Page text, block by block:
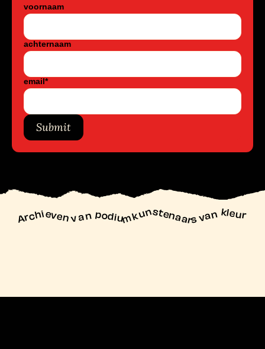
voornaam
achternaam
email*
Submit
Archievenvan podiumkunstenaars van kleur